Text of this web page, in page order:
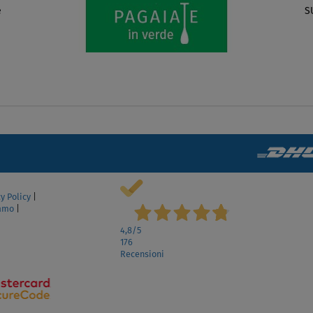
SUP SUN REFLECTIONS 8'2'' octopus - SUP
Policy
4,8/5
176
Recensioni